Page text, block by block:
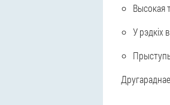
Высокая
У рэдкіх